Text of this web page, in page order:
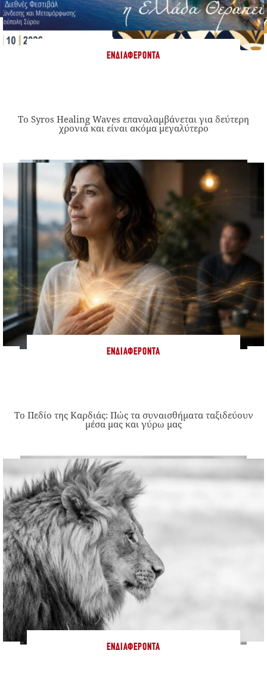
ΕΝΔΙΑΦΈΡΟΝΤΑ
Το Syros Healing Waves επαναλαμβάνεται για δεύτερη
χρονιά και είναι ακόμα μεγαλύτερο
ΕΝΔΙΑΦΈΡΟΝΤΑ
Το Πεδίο της Καρδιάς: Πώς τα συναισθήματα ταξιδεύουν
μέσα μας και γύρω μας
ΕΝΔΙΑΦΈΡΟΝΤΑ